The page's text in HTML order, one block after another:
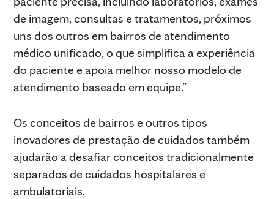
de imagem, consultas e tratamentos, próximos
uns dos outros em bairros de atendimento
médico unificado, o que simplifica a experiência
do paciente e apoia melhor nosso modelo de
atendimento baseado em equipe.”
Os conceitos de bairros e outros tipos
inovadores de prestação de cuidados também
ajudarão a desafiar conceitos tradicionalmente
separados de cuidados hospitalares e
ambulatoriais.